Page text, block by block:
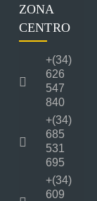
ZONA
CENTRO
+(34)
626
547
840
+(34)
685
531
695
+(34)
609